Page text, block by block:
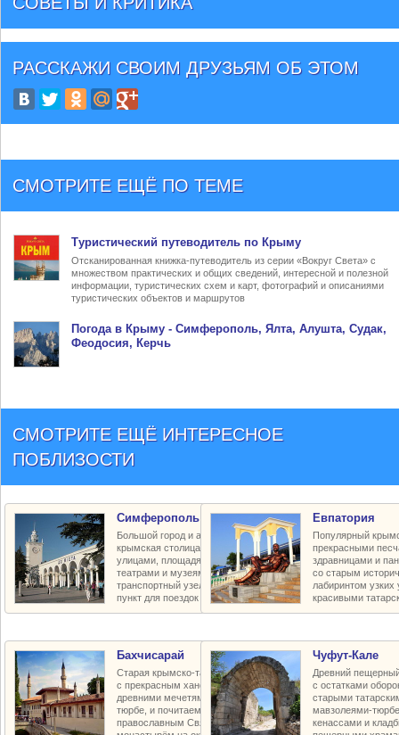
РАССКАЖИ СВОИМ ДРУЗЬЯМ ОБ ЭТОМ
СМОТРИТЕ ЕЩЁ ПО ТЕМЕ
Туристический путеводитель по Крыму
Отсканированная книжка-путеводитель из серии «Вокруг Света» с
множеством практических и общих сведений, интересной и полезной
информации, туристических схем и карт, фотографий и описаниями
туристических объектов и маршрутов
Погода в Крыму- Симферополь, Ялта, Алушта, Судак,
Феодосия, Керчь
СМОТРИТЕ ЕЩЁ ИНТЕРЕСНОЕ
ПОБЛИЗОСТИ
Симферополь
Большой город и административная
крымская столица с красивыми
улицами, площадями и парками,
театрами и музеями, крупный
транспортный узел и транзитный
пункт для поездок по региону
Евпатория
Популярный
прекрасными
здравницами и
со старым
лабиринтом узких
красивыми
Бахчисарай
Старая крымско-татарская столица
с прекрасным ханским дворцом,
древними мечетями и мавзолеями-
тюрбе, и почитаемым пещерным
православным Свято-Успенским
Чуфут-Кале
Древний
с остатками
старыми
мавзолеями-
кенассами и